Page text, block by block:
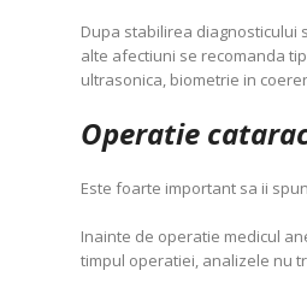
Dupa stabilirea diagnosticului
alte afectiuni se recomanda
ultrasonica, biometrie in
Operatie
Este foarte important sa ii
Inainte de operatie medicul
timpul operatiei, analizele nu